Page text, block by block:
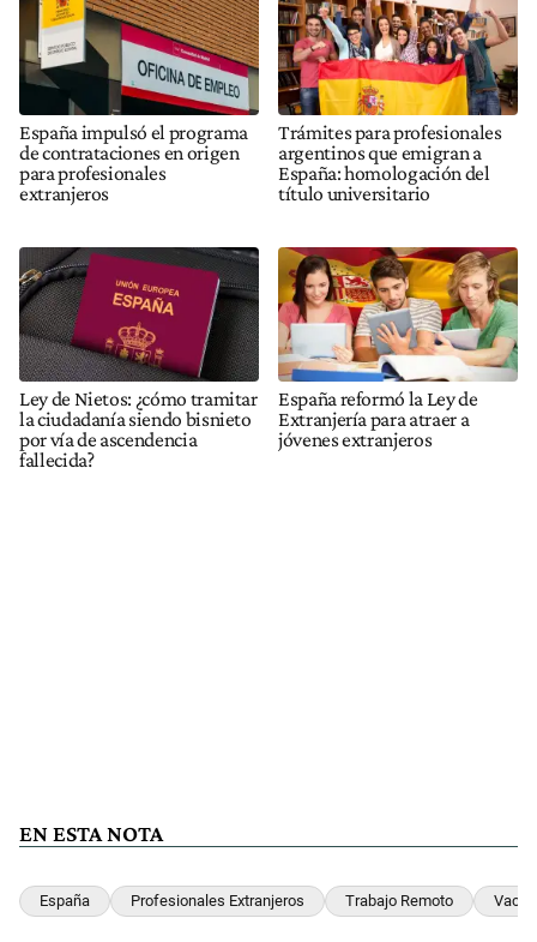
España impulsó el programa
de contrataciones en origen
para profesionales
extranjeros
Trámites para profesionales
argentinos que emigran a
España: homologación del
título universitario
Ley de Nietos: ¿cómo tramitar
la ciudadanía siendo bisnieto
por vía de ascendencia
fallecida?
España reformó la Ley de
Extranjería para atraer a
jóvenes extranjeros
EN ESTA NOTA
España Profesionales Extranjeros Trabajo Remoto